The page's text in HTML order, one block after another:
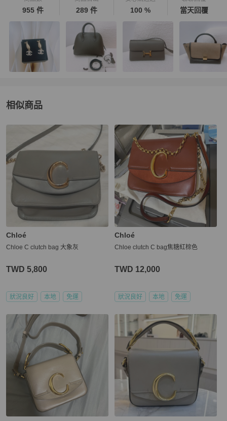
955 件 289 件 100 % 當天回覆
相似商品
更多相似Chloé女包 推薦精品
Chloé
Chloe C clutch bag 大象灰
TWD 5,800
狀況良好 本地 免運
Chloé
Chloe clutch C bag焦糖紅棕色
TWD 12,000
狀況良好 本地 免運